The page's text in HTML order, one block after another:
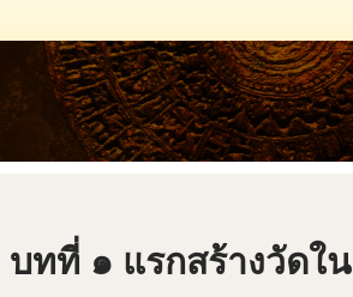
บทที่ ๑ แรกสร้างวัดใน